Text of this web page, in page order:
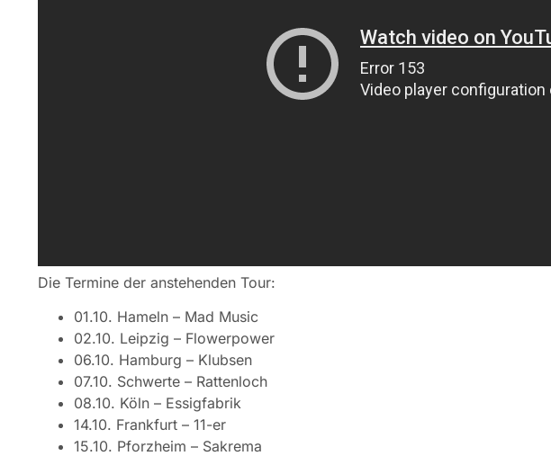
Die Termine der anstehenden Tour:
01.10. Hameln – Mad Music
02.10. Leipzig – Flowerpower
06.10. Hamburg – Klubsen
07.10. Schwerte – Rattenloch
08.10. Köln – Essigfabrik
14.10. Frankfurt – 11-er
15.10. Pforzheim – Sakrema